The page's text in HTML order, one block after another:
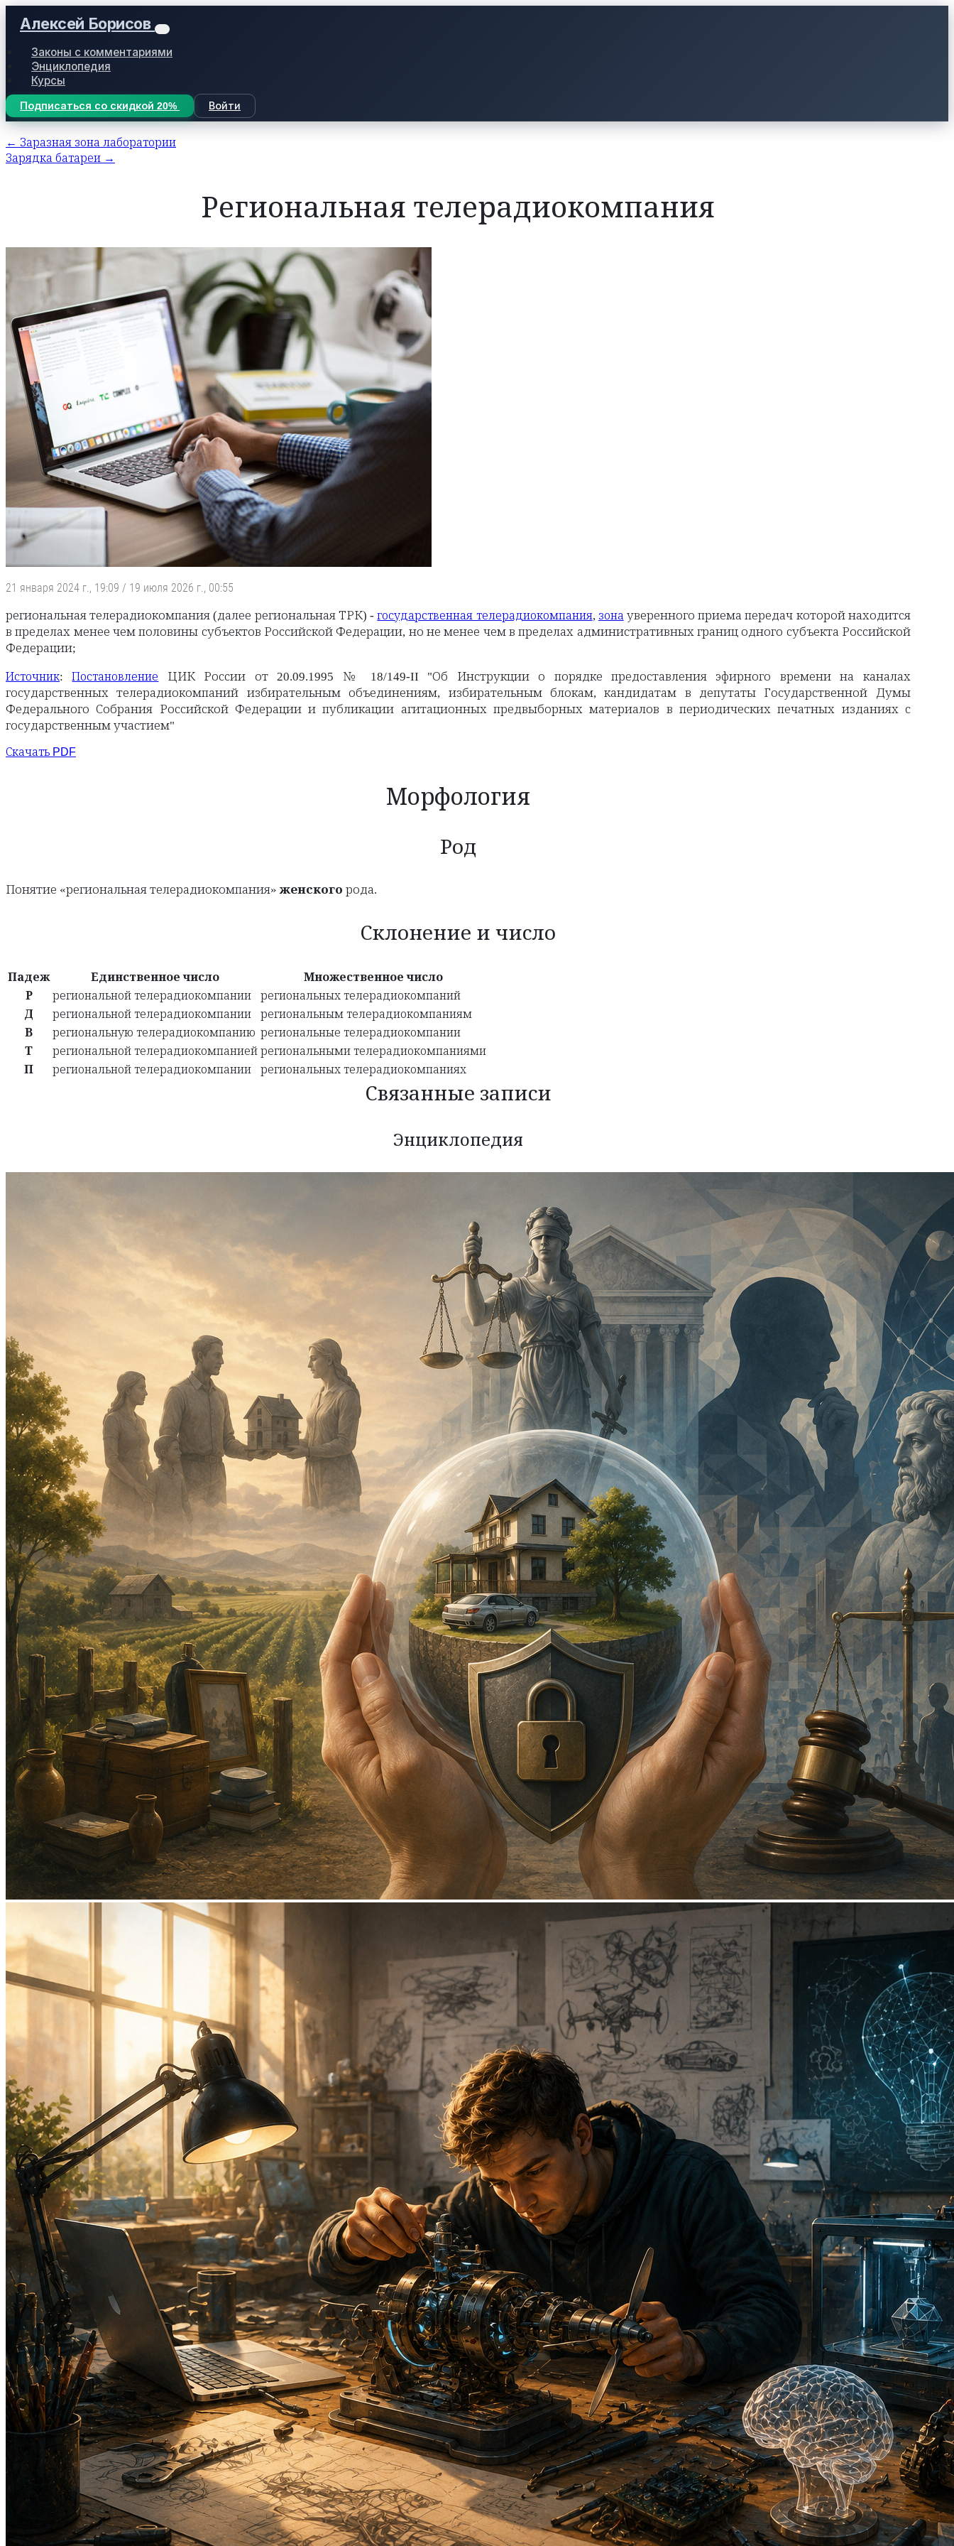
Алексей Борисов
Законы с комментариями
Энциклопедия
Курсы
Подписаться со скидкой 20% Войти
← Заразная зона лаборатории
Зарядка батареи →
Региональная телерадиокомпания
21 января 2024 г., 19:09 / 19 июля 2026 г., 00:55
региональная телерадиокомпания (далее региональная ТРК) -государственная телерадиокомпания, зонауверенного приема передач которой находится
в пределах менее чем половины субъектов Российской Федерации, но не менее чем в пределах административных границ одного субъекта Российской
Федерации;
Источник:Постановление
ЦИК России от 20.09.1995 № 18/149-II "Об Инструкции о порядке предоставления эфирного времени на каналах
государственных телерадиокомпаний избирательным объединениям, избирательным блокам, кандидатам в депутаты Государственной Думы
Федерального Собрания Российской Федерации и публикации агитационных предвыборных материалов в периодических печатных изданиях с
государственным участием"
Скачать PDF
Морфология
Род
Понятие «региональная телерадиокомпания»женского рода.
Склонение и число
Падеж Единственное число
Множественное число
Р
региональной телерадиокомпании
региональных телерадиокомпаний
Д
региональной телерадиокомпании
региональным телерадиокомпаниям
В
региональную телерадиокомпанию региональные телерадиокомпании
Т
региональной телерадиокомпанией региональными телерадиокомпаниями
П
региональной телерадиокомпании региональных телерадиокомпаниях
Связанные записи
Энциклопедия